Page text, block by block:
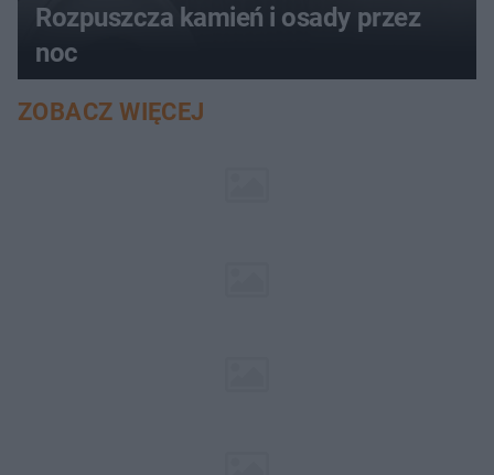
Rozpuszcza kamień i osady przez
noc
ZOBACZ WIĘCEJ